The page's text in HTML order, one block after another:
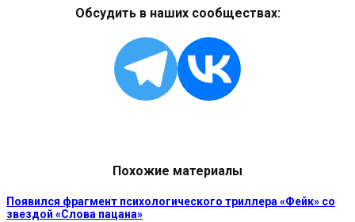
Обсудить в наших сообществах:
Похожие материалы
Появился фрагмент психологического триллера «Фейк» со
звездой «Слова пацана»